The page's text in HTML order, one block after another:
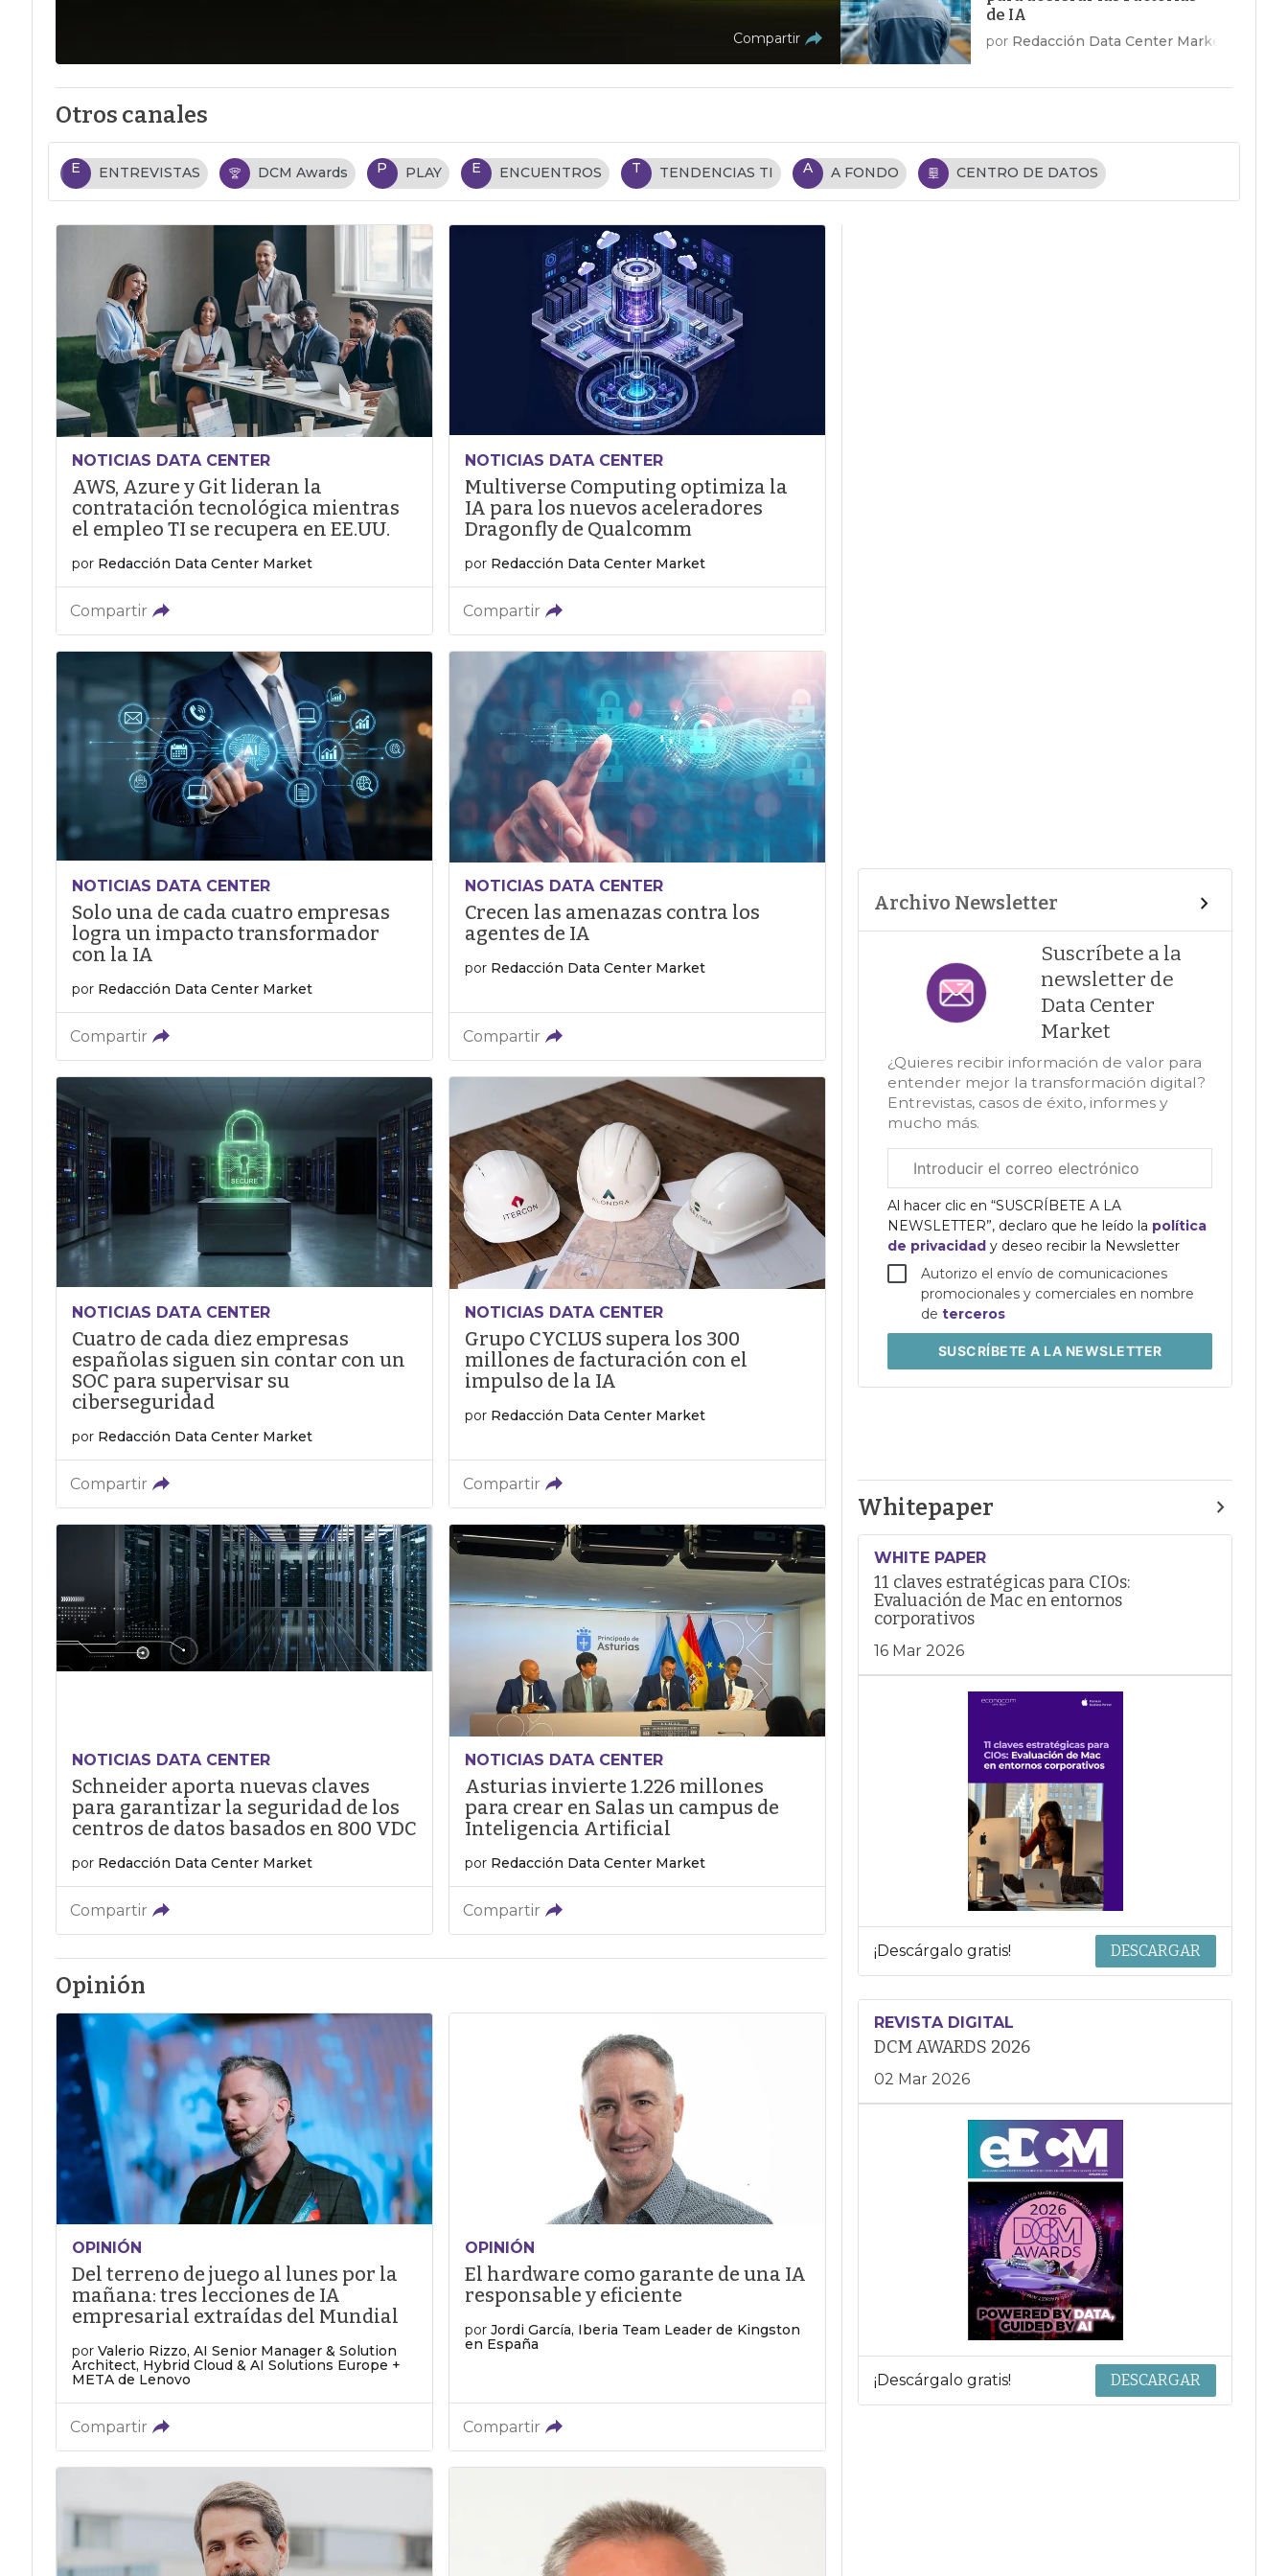
Compartir
de IA
por Redacción Data Center Market
Otros canales
E ENTREVISTAS DCM Awards P PLAY E ENCUENTROS T TENDENCIAS TI A A FONDO CENTRO DE DATOS
NOTICIAS DATA CENTER
AWS, Azure y Git lideran la
contratación tecnológica mientras
el empleo TI se recupera en EE.UU.
por Redacción Data Center Market
Compartir
NOTICIAS DATA CENTER
Multiverse Computing optimiza la
IA para los nuevos aceleradores
Dragonfly de Qualcomm
por Redacción Data Center Market
Compartir
NOTICIAS DATA CENTER
Solo una de cada cuatro empresas
logra un impacto transformador
con la IA
por Redacción Data Center Market
Compartir
NOTICIAS DATA CENTER
Crecen las amenazas contra los
agentes de IA
por Redacción Data Center Market
Compartir
NOTICIAS DATA CENTER
Cuatro de cada diez empresas
españolas siguen sin contar con un
SOC para supervisar su
ciberseguridad
por Redacción Data Center Market
Compartir
NOTICIAS DATA CENTER
Grupo CYCLUS supera los 300
millones de facturación con el
impulso de la IA
por Redacción Data Center Market
Compartir
NOTICIAS DATA CENTER
Schneider aporta nuevas claves
para garantizar la seguridad de los
centros de datos basados en 800 VDC
por Redacción Data Center Market
Compartir
NOTICIAS DATA CENTER
Asturias invierte 1.226 millones
para crear en Salas un campus de
Inteligencia Artificial
por Redacción Data Center Market
Compartir
Opinión
OPINIÓN
Del terreno de juego al lunes por la
mañana: tres lecciones de IA
empresarial extraídas del Mundial
por Valerio Rizzo, AI Senior Manager & Solution
Architect, Hybrid Cloud & AI Solutions Europe +
META de Lenovo
Compartir
OPINIÓN
El hardware como garante de una IA
responsable y eficiente
por Jordi García, Iberia Team Leader de Kingston
en España
Compartir
Archivo Newsletter
Suscríbete a la
newsletter de
Data Center
Market
¿Quieres recibir información de valor para
entender mejor la transformación digital?
Entrevistas, casos de éxito, informes y
mucho más.
electrónico
corporativo
Al hacer clic en “SUSCRÍBETE A LA
NEWSLETTER”, declaro que he leído la política
de privacidady deseo recibir la Newsletter
Autorizo el envío de comunicaciones
promocionales y comerciales en nombre
deterceros
SUSCRÍBETEA LA NEWSLETTER
Whitepaper
WHITE PAPER
11 claves estratégicas para CIOs:
Evaluación de Mac en entornos
corporativos
16 Mar 2026
¡Descárgalo gratis! DESCARGAR
REVISTA DIGITAL
DCM AWARDS 2026
02 Mar 2026
¡Descárgalo gratis! DESCARGAR